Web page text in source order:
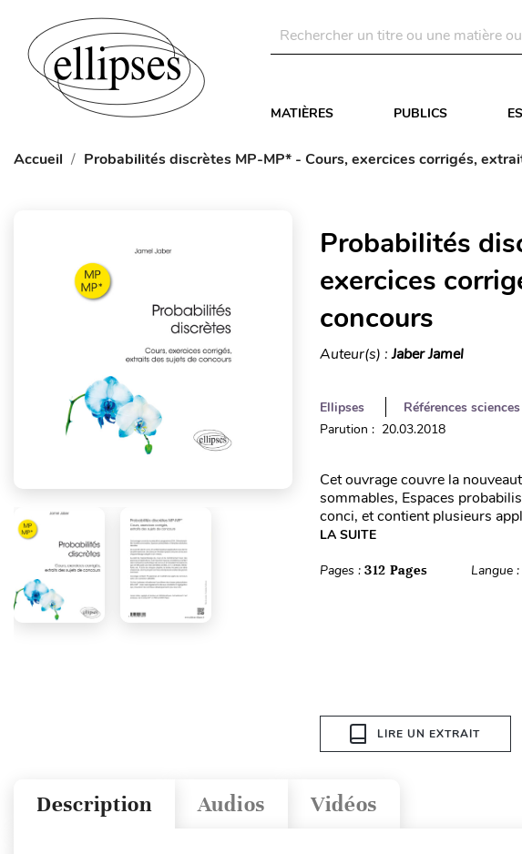
MATIÈRES PUBLICS
Accueil Probabilités discrètes MP-MP* - Cours, exercices corrigés,
Probabilités
exercices
concours
Auteur(s) :Jaber Jamel
Ellipses
Références sciences
Parution : 20.03.2018
Cet ouvrage couvre la
sommables, Espaces
conci, et contient plusieurs
LA SUITE
Pages : 312 Pages Langue
LIRE UN EXTRAIT
Vidéos
Audios
Description